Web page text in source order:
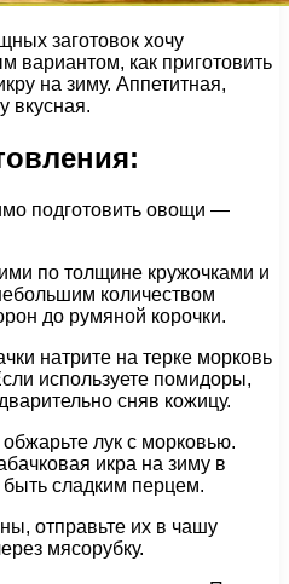
заготовок хочу
вариантом, как приготовить
на зиму. Аппетитная,
вкусная.
подготовить овощи —
по толщине кружочками и
количеством
до румяной корочки.
натрите на терке морковь
используете помидоры,
сняв кожицу.
лук с морковью.
икра на зиму в
сладким перцем.
отправьте их в чашу
мясорубку.